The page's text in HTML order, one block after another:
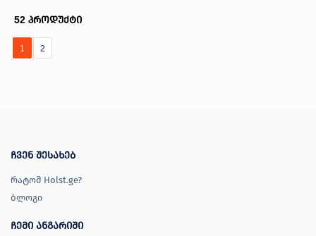
52 პროდუქტი
1 2
ჩვენ შესახებ
რატომ Holst.ge?
ბლოგი
ჩემი ანგარიში